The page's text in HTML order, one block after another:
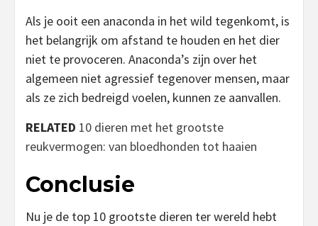
Als je ooit een anaconda in het wild tegenkomt, is
het belangrijk om afstand te houden en het dier
niet te provoceren. Anaconda’s zijn over het
algemeen niet agressief tegenover mensen, maar
als ze zich bedreigd voelen, kunnen ze aanvallen.
RELATED 10 dieren met het grootste
reukvermogen: van bloedhonden tot haaien
Conclusie
Nu je de top 10 grootste dieren ter wereld hebt